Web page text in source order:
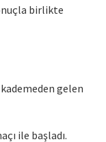
birlikte
gelen
ile başladı.